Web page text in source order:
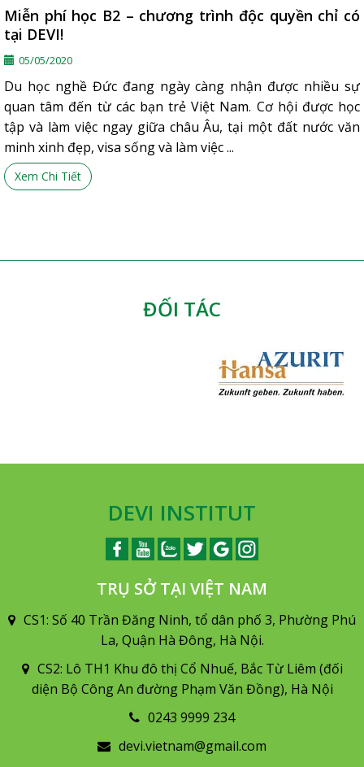
Miễn phí học B2 – chương trình độc quyền chỉ có
tại DEVI!
05/05/2020
Du học nghề Đức đang ngày càng nhận được nhiều sự
quan tâm đến từ các bạn trẻ Việt Nam. Cơ hội được học
tập và làm việc ngay giữa châu Âu, tại một đất nước văn
minh xinh đẹp, visa sống và làm việc ...
Xem Chi Tiết
ĐỐI TÁC
DEVI INSTITUT
TRỤ SỞ TẠI VIỆT NAM
CS1: Số 40 Trần Đăng Ninh, tổ dân phố 3, Phường Phú
La, Quận Hà Đông, Hà Nội.
CS2: Lô TH1 Khu đô thị Cổ Nhuế, Bắc Từ Liêm (đối
diện Bộ Công An đường Phạm Văn Đồng), Hà Nội
0243 9999 234
devi.vietnam@gmail.com